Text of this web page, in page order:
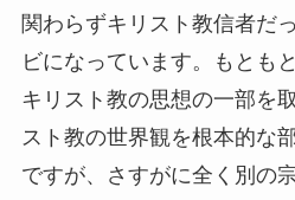
関わらずキリスト教信者だ
ビになっています。もとも
キリスト教の思想の一部を
スト教の世界観を根本的な
ですが、さすがに全く別の